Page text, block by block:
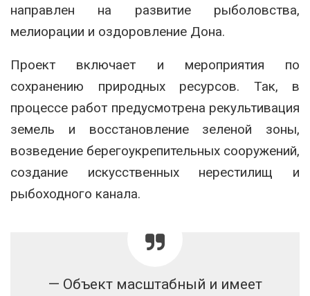
направлен на развитие рыболовства,
мелиорации и оздоровление Дона.
Проект включает и мероприятия по
сохранению природных ресурсов. Так, в
процессе работ предусмотрена рекультивация
земель и восстановление зеленой зоны,
возведение берегоукрепительных сооружений,
создание искусственных нерестилищ и
рыбоходного канала.
— Объект масштабный и имеет